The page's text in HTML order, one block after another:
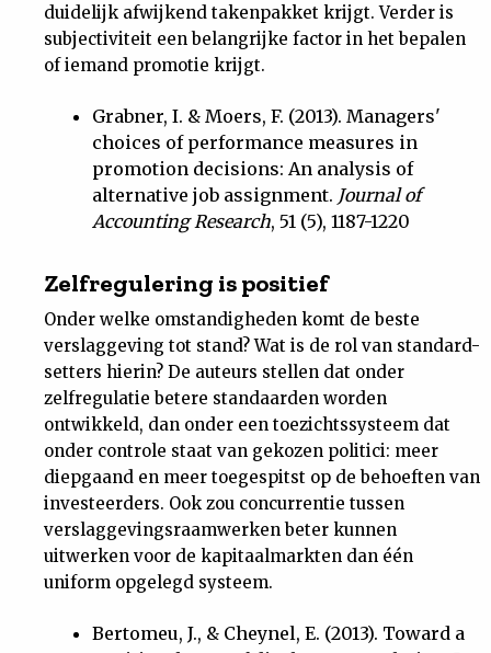
duidelijk afwijkend takenpakket krijgt. Verder is
subjectiviteit een belangrijke factor in het bepalen
of iemand promotie krijgt.
Grabner, I. & Moers, F. (2013). Managers'
choices of performance measures in
promotion decisions: An analysis of
alternative job assignment. Journal of
Accounting Research, 51 (5), 1187-1220
Zelfregulering is positief
Onder welke omstandigheden komt de beste
verslaggeving tot stand? Wat is de rol van standard-
setters hierin? De auteurs stellen dat onder
zelfregulatie betere standaarden worden
ontwikkeld, dan onder een toezichtssysteem dat
onder controle staat van gekozen politici: meer
diepgaand en meer toegespitst op de behoeften van
investeerders. Ook zou concurrentie tussen
verslaggevingsraamwerken beter kunnen
uitwerken voor de kapitaalmarkten dan één
uniform opgelegd systeem.
Bertomeu, J., & Cheynel, E. (2013). Toward a